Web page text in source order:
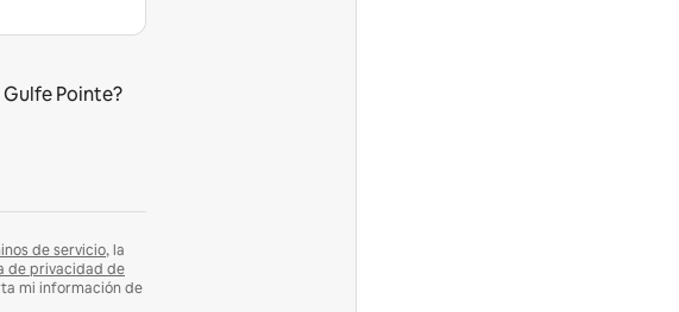
Pointe?
de servicio, la
de privacidad de
mi información de